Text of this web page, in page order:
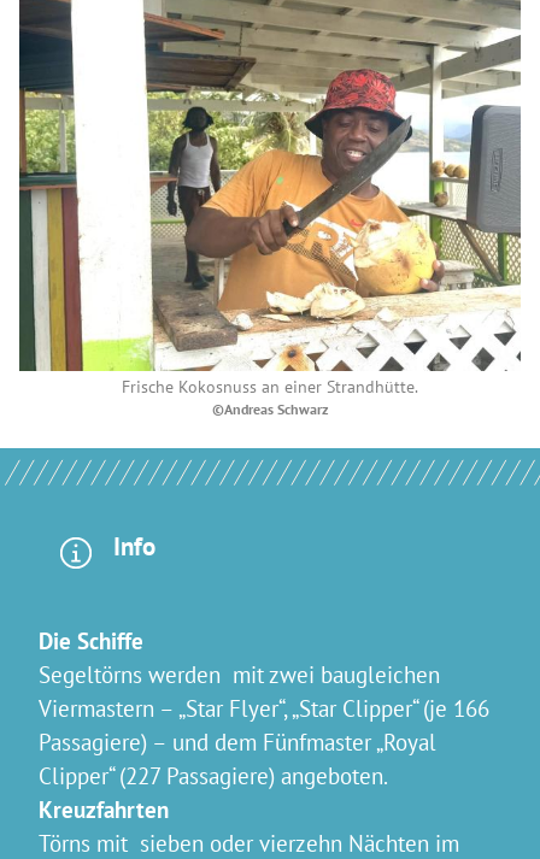
Frische Kokosnuss an einer Strandhütte.
©Andreas Schwarz
Info
Die Schiffe
Segeltörns werden mit zwei baugleichen
Viermastern – „Star Flyer“, „Star Clipper“ (je 166
Passagiere) – und dem Fünfmaster „Royal
Clipper“ (227 Passagiere) angeboten.
Kreuzfahrten
Törns mit sieben oder vierzehn Nächten im